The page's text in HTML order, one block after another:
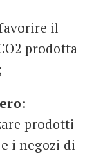
il
prodotta
:
prodotti
i negozi di